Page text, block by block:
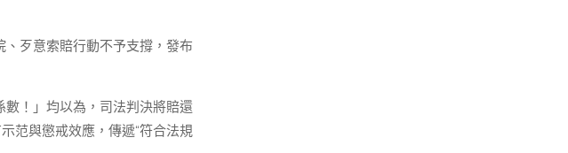
歹意索賠行動不予支撐，發布
！」均以為，司法判決將賠還
范與懲戒效應，傳遞“符合法規